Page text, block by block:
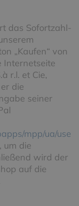
das Sofortzahl-
„Kaufen“ von
Internetseite
r.l. et Cie,
die
seiner
mpp/ua/use
, um die
wird der
auf die